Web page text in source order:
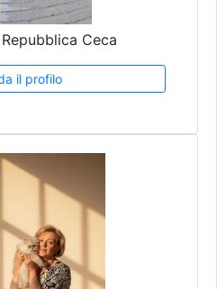
Ceca
il profilo